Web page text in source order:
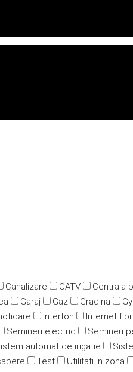
Canalizare CATV Centrala
Garaj Gaz Gradina
Interfon Internet
Semineu electric Semineu
automat de irigatie
Test Utilitati in zona